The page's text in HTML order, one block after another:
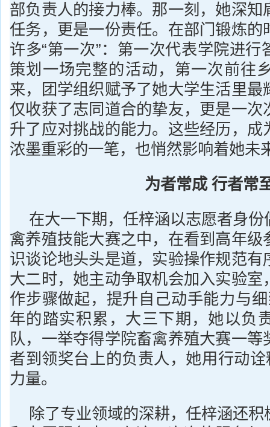
部负责人的接力棒。那一刻，她深知
任务，更是一份责任。在部门锻炼的
许多“第一次”：第一次代表学院进行
策划一场完整的活动，第一次前往
来，团学组织赋予了她大学生活里最
仅收获了志同道合的挚友，更是一次
升了应对挑战的能力。这些经历，成
浓墨重彩的一笔，也悄然影响着她未
为者常成 行者常
在大一下期，任梓涵以志愿者身
禽养殖技能大赛之中，在看到高年级
识谈论地头头是道，实验操作规范有
大二时，她主动争取机会加入实验室
作步骤做起，提升自己动手能力与
年的踏实积累，大三下期，她以负
队，一举夺得学院畜禽养殖大赛一等
者到领奖台上的负责人，她用行动诠
力量。
除了专业领域的深耕，任梓涵还